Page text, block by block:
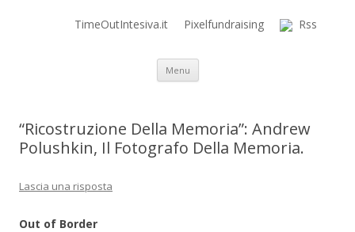
Time Out Intensiva Blog
il tempo e la memoria in terapia intensiva
TimeOutIntesiva.it Pixelfundraising Rss
Menu Vai al contenuto
“Ricostruzione Della Memoria”: Andrew
Polushkin, Il Fotografo Della Memoria.
Lascia una risposta
Out of Border